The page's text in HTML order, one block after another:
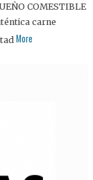
COMESTIBLE
carne
More